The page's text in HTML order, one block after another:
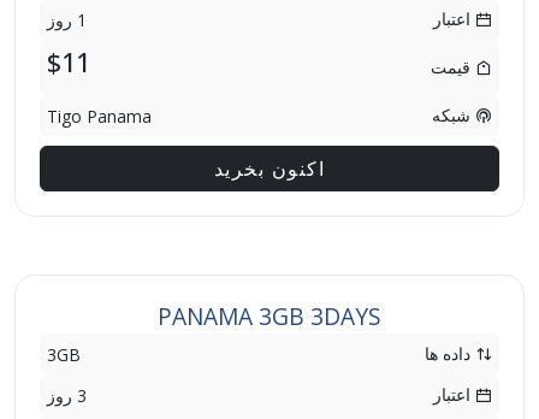
اعتبار
1 روز
قیمت $11
شبکه Tigo Panama
اکنون بخرید
PANAMA 3GB 3DAYS
داده ها
3GB
اعتبار
3 روز